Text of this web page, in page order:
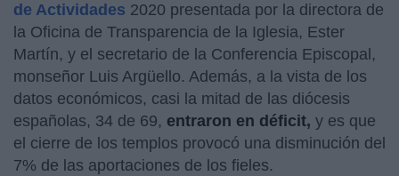
de Actividades 2020 presentada por la directora de
la Oficina de Transparencia de la Iglesia, Ester
Martín, y el secretario de la Conferencia Episcopal,
monseñor Luis Argüello. Además, a la vista de los
datos económicos, casi la mitad de las diócesis
españolas, 34 de 69, entraron en déficit, y es que
el cierre de los templos provocó una disminución del
7% de las aportaciones de los fieles.